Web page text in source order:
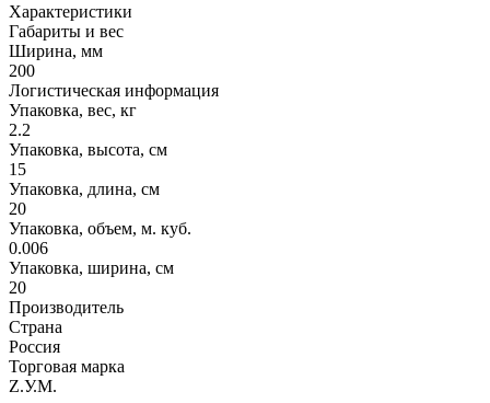
Характеристики
Габариты и вес
Ширина, мм
200
Логистическая информация
Упаковка, вес, кг
2.2
Упаковка, высота, см
15
Упаковка, длина, см
20
Упаковка, объем, м. куб.
0.006
Упаковка, ширина, см
20
Производитель
Страна
Россия
Торговая марка
Z.У.М.